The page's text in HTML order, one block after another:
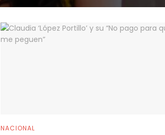
NACIONAL